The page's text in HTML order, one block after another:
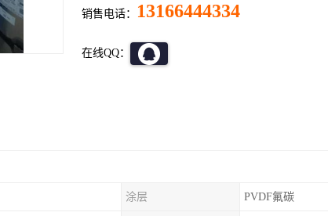
销售电话： 13166444334
在线QQ：
涂层 PVDF氟碳